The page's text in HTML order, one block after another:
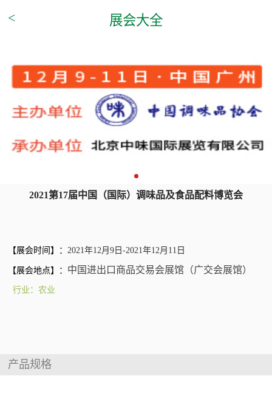
< 展会大全
2021第17届中国（国际）调味品及食品配料博览会
【展会时间】：2021年12月9日-2021年12月11日
【展会地点】： 中国进出口商品交易会展馆（广交会展馆）
行业：农业
产品规格